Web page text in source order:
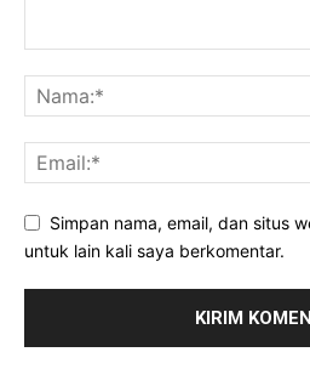
Simpan nama, email, dan situs
untuk lain kali saya berkomentar.